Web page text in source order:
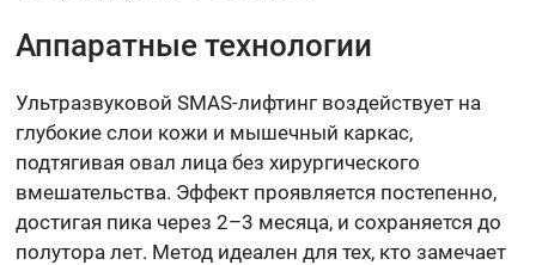
Аппаратные технологии
Ультразвуковой SMAS-лифтинг воздействует на
глубокие слои кожи и мышечный каркас,
подтягивая овал лица без хирургического
вмешательства. Эффект проявляется постепенно,
достигая пика через 2–3 месяца, и сохраняется до
полутора лет. Метод идеален для тех, кто замечает